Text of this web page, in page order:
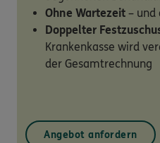
Ohne Wartezeit – und
Doppelter
Krankenkasse wird
der Gesamtrechnung
Angebot anfordern